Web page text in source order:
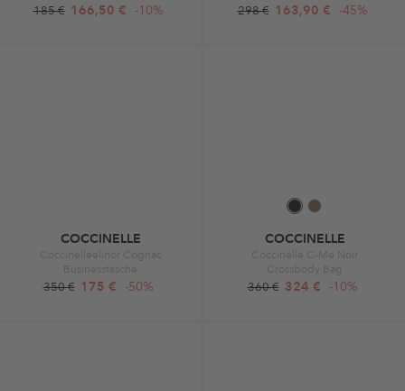
185 € 166,50 € -10% 298 € 163,90 € -45%
COCCINELLE
Coccinelleelinor Cognac
Businesstasche
350 € 175 € -50%
COCCINELLE
Coccinelle C-Me Noir
Crossbody Bag
360 € 324 € -10%